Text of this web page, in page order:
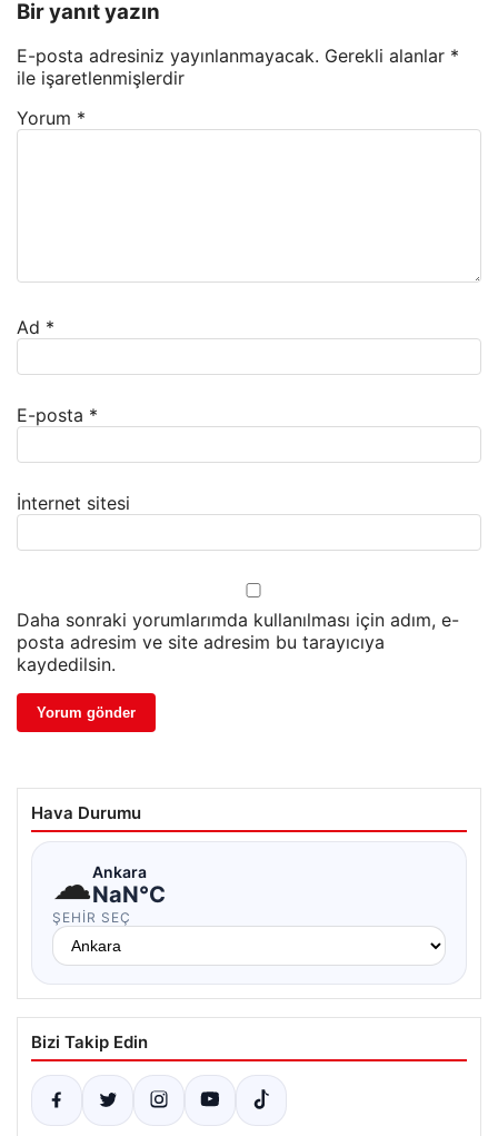
Bir yanıt yazın
E-posta adresiniz yayınlanmayacak. Gerekli alanlar *
ile işaretlenmişlerdir
Yorum *
Ad *
E-posta *
İnternet sitesi
Daha sonraki yorumlarımda kullanılması için adım, e-
posta adresim ve site adresim bu tarayıcıya
kaydedilsin.
Hava Durumu
☁Ankara
NaN°C
ŞEHIR SEÇ
Bizi Takip Edin